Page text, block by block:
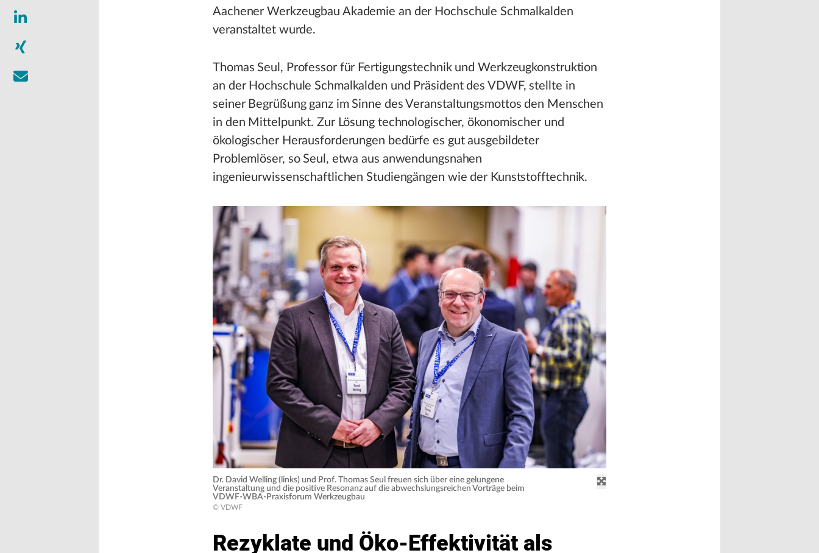
Aachener Werkzeugbau Akademie an der Hochschule Schmalkalden
veranstaltet wurde.
Thomas Seul, Professor für Fertigungstechnik und Werkzeugkonstruktion
an der Hochschule Schmalkalden und Präsident des VDWF, stellte in
seiner Begrüßung ganz im Sinne des Veranstaltungsmottos den Menschen
in den Mittelpunkt. Zur Lösung technologischer, ökonomischer und
ökologischer Herausforderungen bedürfe es gut ausgebildeter
Problemlöser, so Seul, etwa aus anwendungsnahen
ingenieurwissenschaftlichen Studiengängen wie der Kunststofftechnik.
Dr. David Welling (links) und Prof. Thomas Seul freuen sich über eine gelungene
Veranstaltung und die positive Resonanz auf die abwechslungsreichen Vorträge beim
VDWF-WBA-Praxisforum Werkzeugbau
© VDWF
Rezyklate und Öko-Effektivität als